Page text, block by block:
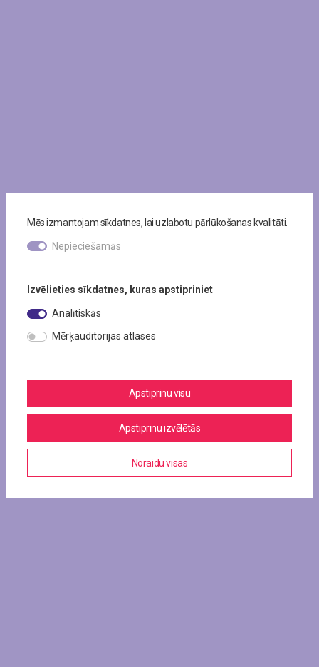
Mēs izmantojam sīkdatnes, lai uzlabotu pārlūkošanas kvalitāti.
Nepieciešamās
Izvēlieties sīkdatnes, kuras apstipriniet
Analītiskās
Mērķauditorijas atlases
Apstiprinu visu
Apstiprinu izvēlētās
Noraidu visas